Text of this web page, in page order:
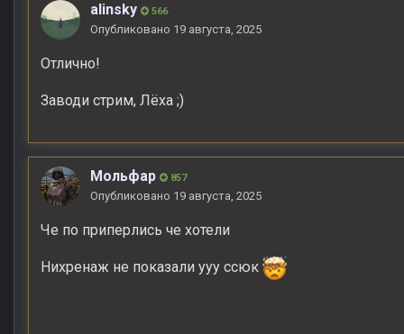
alinsky 566
Опубликовано 19 августа, 2025
Отлично!
Заводи стрим, Лёха ;)
Мольфар 857
Опубликовано 19 августа, 2025
Че по приперлись че хотели
Нихренаж не показали ууу ссюк